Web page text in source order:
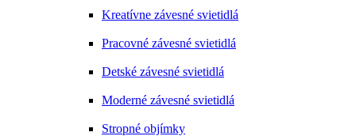
Kreatívne závesné svietidlá
Pracovné závesné svietidlá
Detské závesné svietidlá
Moderné závesné svietidlá
Stropné objímky